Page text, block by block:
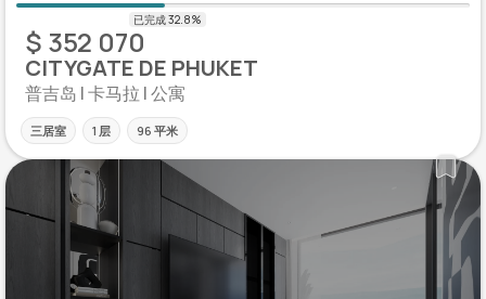
$ 352 070
CITYGATE DE PHUKET
普吉岛 | 卡马拉 | 公寓
三居室 1 层 96 平米